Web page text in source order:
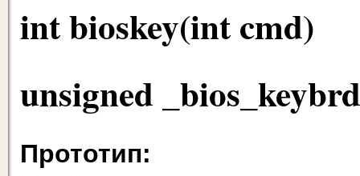
int bioskey(int cmd)
unsigned
Прототип: